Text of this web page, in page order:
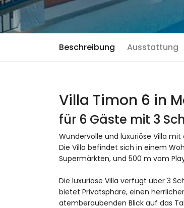
Beschreibung Ausstattung
Villa Timon 6 in
für 6 Gäste mit 3
Wundervolle und luxuriöse Villa
Die Villa befindet sich in einem
Supermärkten, und 500 m vom
Die luxuriöse Villa verfügt über 3
bietet Privatsphäre, einen
atemberaubenden Blick auf das